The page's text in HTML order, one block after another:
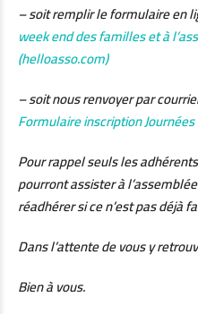
– soit remplir le formulaire en
week end des familles et à
(helloasso.com)
– soit nous renvoyer par
Formulaire inscription
Pour rappel seuls les
pourront assister à
réadhérer si ce n’est pas déjà
Dans l’attente de vous y
Bien à vous.